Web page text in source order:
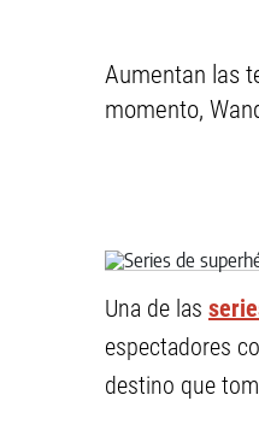
Aumentan las
momento,
Una de las
espectadores
destino que